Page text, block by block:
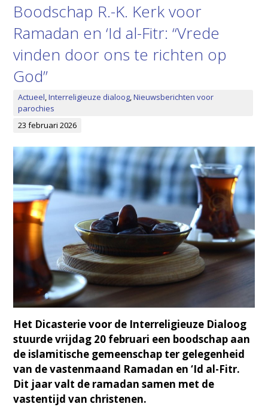
Boodschap R.-K. Kerk voor
Ramadan en ‘Id al-Fitr: “Vrede
vinden door ons te richten op
God”
Actueel,Interreligieuze dialoog,Nieuwsberichten voor
parochies
23 februari 2026
Het Dicasterie voor de Interreligieuze Dialoog
stuurde vrijdag 20 februari een boodschap aan
de islamitische gemeenschap ter gelegenheid
van de vastenmaand Ramadan en ‘Id al-Fitr.
Dit jaar valt de ramadan samen met de
vastentijd van christenen.